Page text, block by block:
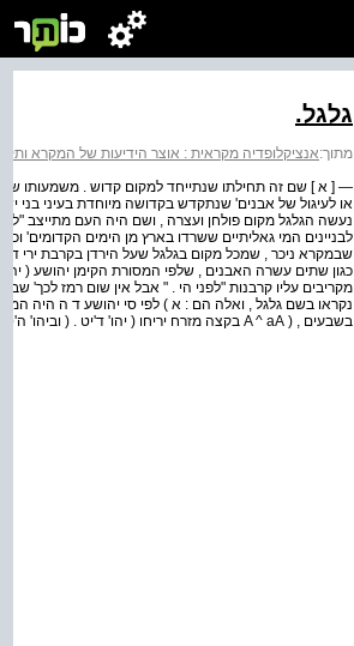
גלגל.
מתוך:אנציקלופדיה מקראית : אוצר הידיעות של המקרא
— [ א ] שם זה תחילתו שנתייחד למקום קדוש . משמעותו
או לעיגול של אבנים' שנתקדש בקדושה מיוחדת בעיני בני
נעשה הגלגל מקום פולחן ועצרה , ושם היה העם מתייצב
לבניינים המי גאליתיים ששרדו בארץ מן הימים הקדומים'
שבמקרא ניכר , שמכל מקום בגלגל שעל הירדן בקרבת ירי
כגון שתים עשרה האבנים , שלפי המסורת הקימן יהושע (
מקריבים עליו קרבנות "לפני הי . " אבל אין שום רמז לכך'
נקראו בשם גלגל , ואלה הם : א ) לפי סי יהושע ד ה היה
בשבעים , ( A ^ aA בקצה מזרח יריחו ( יהו' ד'יט . ( וביהו' ה'ט , נדרש השם כזכר למילה שמל שם יהושע את בני ...